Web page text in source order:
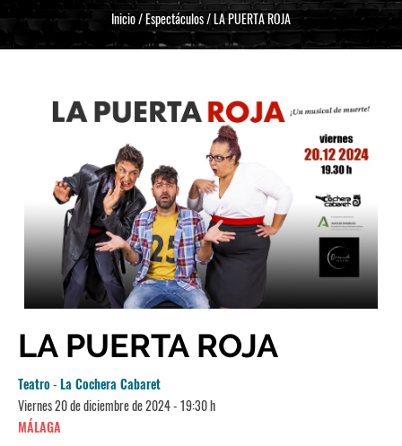
Inicio/Espectáculos/LA PUERTA ROJA
LA PUERTA ROJA
Teatro-La Cochera Cabaret
Viernes 20 de diciembre de 2024 - 19:30 h
MÁLAGA